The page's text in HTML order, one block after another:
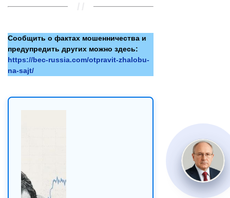
Сообщить о фактах мошенничества и
предупредить других можно здесь:
https://bec-russia.com/otpravit-zhalobu-
na-sajt/